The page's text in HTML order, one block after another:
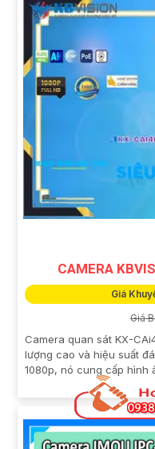
CAMERA
Giá
Giá
Camera quan sát KX-
lượng cao và hiệu suất
1080p, nó cung cấp hình